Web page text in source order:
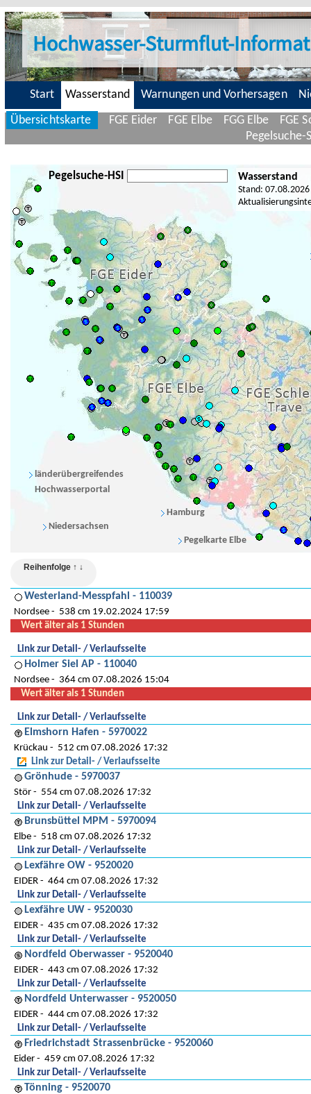
Hochwasser-Sturmflut-
Start Wasserstand Warnungen und Vorhersagen
Übersichtskarte
FGE Eider FGE Elbe FGG Elbe
FGE
Pegelsuche-
Pegelsuche-HSI
Reihenfolge ↑ ↓
Westerland-Messpfahl - 110039
Nordsee
538 cm 19.02.2024 17:59
Wert älter als 1 Stunden
Link zur Detail- / Verlaufsseite
Holmer Siel AP - 110040
Nordsee
364 cm 07.08.2026 15:04
Wert älter als 1 Stunden
Link zur Detail- / Verlaufsseite
Elmshorn Hafen - 5970022
Krückau
512 cm 07.08.2026 17:32
Link zur Detail- / Verlaufsseite
Grönhude - 5970037
Stör
554 cm 07.08.2026 17:32
Link zur Detail- / Verlaufsseite
Brunsbüttel MPM - 5970094
Elbe
518 cm 07.08.2026 17:32
Link zur Detail- / Verlaufsseite
Lexfähre OW - 9520020
EIDER
464 cm 07.08.2026 17:32
Link zur Detail- / Verlaufsseite
Lexfähre UW - 9520030
EIDER
435 cm 07.08.2026 17:32
Link zur Detail- / Verlaufsseite
Nordfeld Oberwasser - 9520040
EIDER
443 cm 07.08.2026 17:32
Link zur Detail- / Verlaufsseite
Nordfeld Unterwasser - 9520050
EIDER
444 cm 07.08.2026 17:32
Link zur Detail- / Verlaufsseite
Friedrichstadt Strassenbrücke - 9520060
Eider
459 cm 07.08.2026 17:32
Link zur Detail- / Verlaufsseite
Tönning - 9520070
Wasserstand
Stand:
Pegelkarte Elbe
Niedersachsen
Hamburg
länderübergreifendes
Hochwasserportal